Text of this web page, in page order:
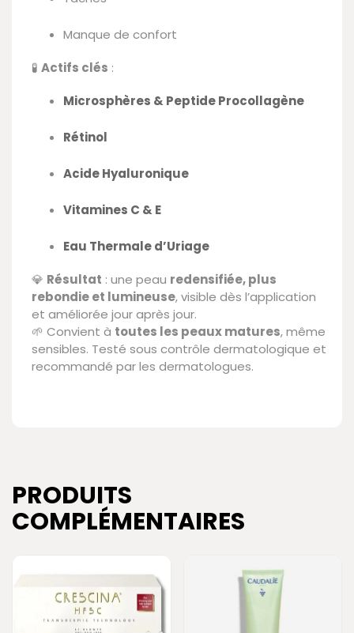
Manque de confort
🧪 Actifs clés :
Microsphères & Peptide Procollagène
Rétinol
Acide Hyaluronique
Vitamines C & E
Eau Thermale d’Uriage
💎 Résultat : une peau redensifiée, plus
rebondie et lumineuse, visible dès l’application
et améliorée jour après jour.
🌱 Convient à toutes les peaux matures, même
sensibles. Testé sous contrôle dermatologique et
recommandé par les dermatologues.
PRODUITS
COMPLÉMENTAIRES